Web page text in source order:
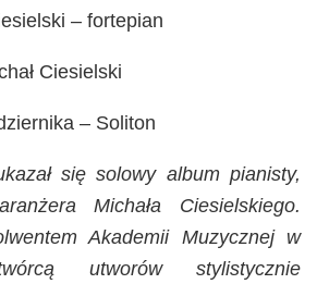
– fortepian
Ciesielski
– Soliton
się solowy album pianisty,
Michała Ciesielskiego.
Akademii Muzycznej w
utworów stylistycznie